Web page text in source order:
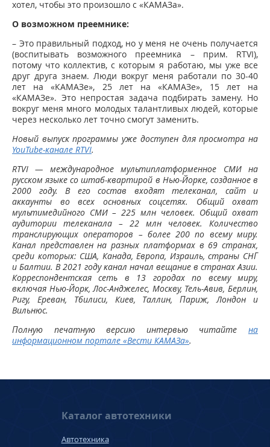
хотел, чтобы это произошло с «КАМАЗа».
О возможном преемнике:
– Это правильный подход, но у меня не очень получается
(воспитывать возможного преемника – прим. RTVI),
потому что коллектив, с которым я работаю, мы уже все
друг друга знаем. Люди вокруг меня работали по 30-40
лет на «КАМАЗе», 25 лет на «КАМАЗе», 15 лет на
«КАМАЗе». Это непростая задача подбирать замену. Но
вокруг меня много молодых талантливых людей, которые
через несколько лет точно смогут заменить.
Новый выпуск программы уже доступен для просмотра на
YouTube-канале RTVI.
RTVI — международное мультиплатформенное СМИ на
русском языке со штаб-квартирой в Нью-Йорке, созданное в
2000 году. В его состав входят телеканал, сайт и
аккаунты во всех основных соцсетях. Общий охват
мультимедийного СМИ – 225 млн человек. Общий охват
аудитории телеканала – 22 млн человек. Количество
транслирующих операторов – более 200 по всему миру.
Канал представлен на разных платформах в 69 странах,
среди которых: США, Канада, Европа, Израиль, страны СНГ
и Балтии. В 2021 году канал начал вещание в странах Азии.
Корреспондентская сеть в 13 городах по всему миру,
включая Нью-Йорк, Лос-Анджелес, Москву, Тель-Авив, Берлин,
Ригу, Ереван, Тбилиси, Киев, Таллин, Париж, Лондон и
Вильнюс.
Полную печатную версию интервью читайте на
информационном портале «Вести КАМАЗа».
Каталог автотехники
Автотехника